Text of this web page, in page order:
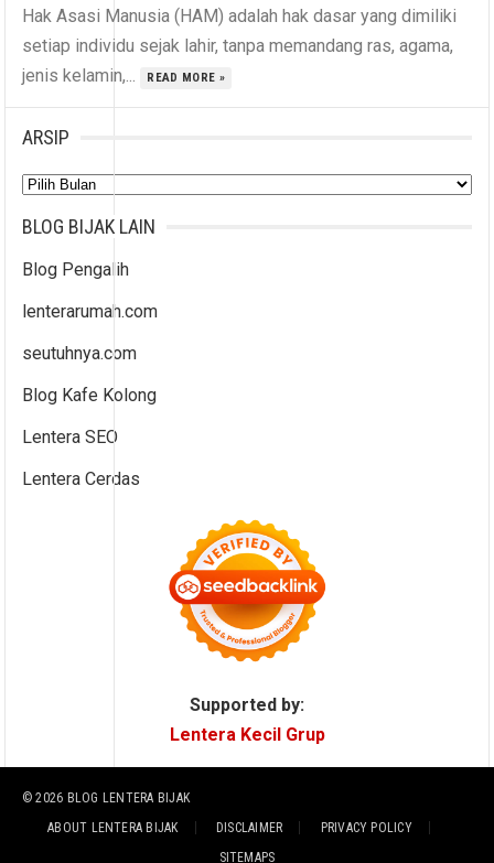
Hak Asasi Manusia (HAM) adalah hak dasar yang dimiliki
setiap individu sejak lahir, tanpa memandang ras, agama,
jenis kelamin,...
READ MORE »
ARSIP
Arsip
BLOG BIJAK LAIN
Blog Pengalih
lenterarumah.com
seutuhnya.com
Blog Kafe Kolong
Lentera SEO
Lentera Cerdas
Supported by:
Lentera Kecil Grup
© 2026 BLOG LENTERA BIJAK
ABOUT LENTERA BIJAK
DISCLAIMER
PRIVACY POLICY
SITEMAPS